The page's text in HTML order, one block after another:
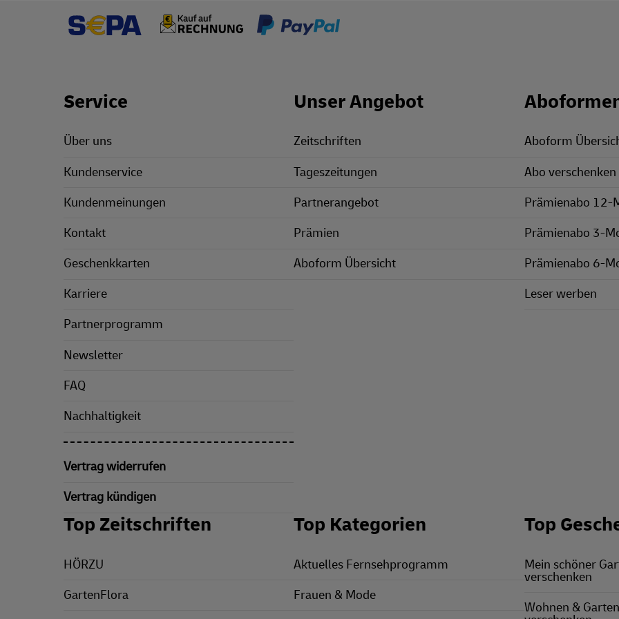
Footer Links
Service
Über uns
Kundenservice
Kundenmeinungen
Kontakt
Geschenkkarten
Karriere
Partnerprogramm
Newsletter
FAQ
Nachhaltigkeit
Vertrag widerrufen
Vertrag kündigen
Unser Angebot
Zeitschriften
Tageszeitungen
Partnerangebot
Prämien
Aboform Übersicht
Aboform
Abo verschenken
Prämienabo 12-
Prämienabo 3-
Prämienabo 6-
Leser werben
Top Zeitschriften
HÖRZU
GartenFlora
Top Kategorien
Aktuelles Fernsehprogramm
Frauen & Mode
Top
Mein schöner
verschenken
Wohnen &